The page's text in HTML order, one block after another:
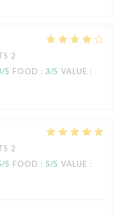
2
/5 FOOD : 3/5 VALUE :
2
/5 FOOD : 5/5 VALUE :